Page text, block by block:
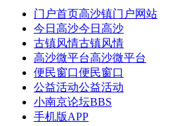
门户首页高沙镇门户网站
今日高沙今日高沙
古镇风情古镇风情
高沙微平台高沙微平台
便民窗口便民窗口
公益活动公益活动
小南京论坛BBS
手机版APP